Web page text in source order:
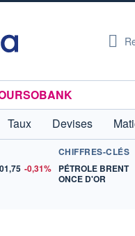
Taux Devises
-0,31%
CHIFFRES-CLÉS
PÉTROLE BRENT
ONCE D'OR